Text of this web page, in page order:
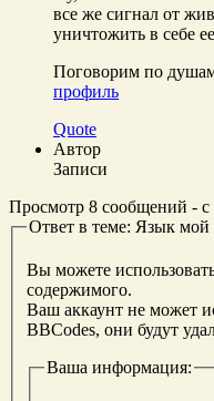
все же сигнал от
уничтожить в себе
Поговорим по
профиль
Quote
Автор
Записи
Просмотр 8 сообщений - с
Ответ в теме: Язык
Вы можете
содержимого.
Ваш аккаунт не может
BBCodes, они будут
Ваша информация: